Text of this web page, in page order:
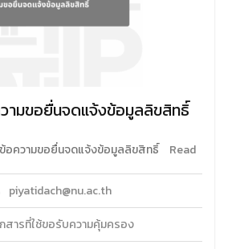
ามขอยื่นจดแจ้งข้อมูลลิขสิทธิ์
piyatidach@nu.ac.th
สารที่ใช้ขอรับความคุ้มครอง
อความขอยื่นจดแจ้งข้อมูลลิขสิทธิ์ Read